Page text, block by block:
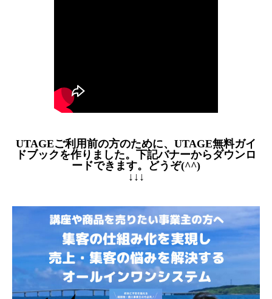
UTAGEご利用前の方のために、UTAGE無料ガイ
ドブックを作りました。下記バナーからダウンロ
ードできます。どうぞ(^^)
↓↓↓